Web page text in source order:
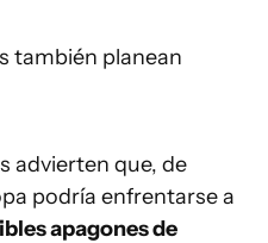
también planean
advierten que, de
podría enfrentarse a
apagones de